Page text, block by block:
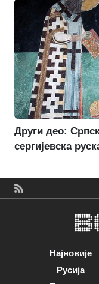
Други део:
сергијевска
Најновије
Русија